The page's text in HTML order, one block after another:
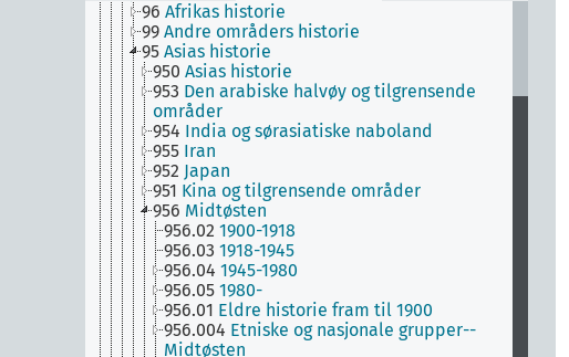
96 Afrikas historie
99 Andre områders historie
95 Asias historie
950 Asias historie
953 Den arabiske halvøy og tilgrensende
områder
954 India og sørasiatiske naboland
955 Iran
952 Japan
951 Kina og tilgrensende områder
956 Midtøsten
956.02 1900-1918
956.03 1918-1945
956.04 1945-1980
956.05 1980-
956.01 Eldre historie fram til 1900
956.004 Etniske og nasjonale grupper--
Midtøsten